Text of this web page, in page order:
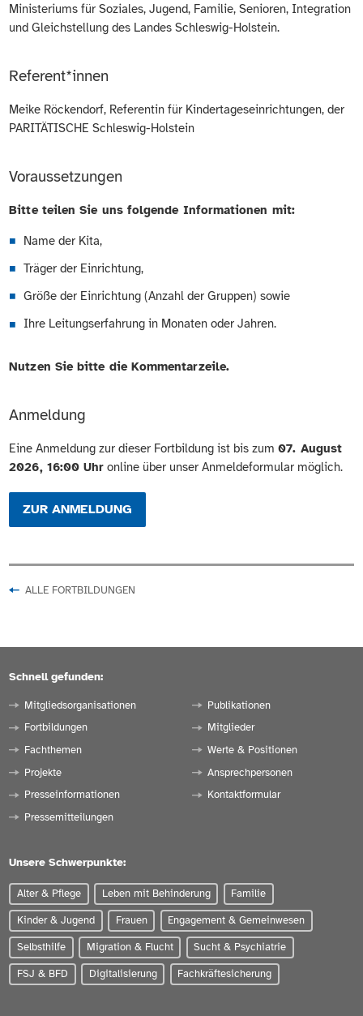
Ministeriums für Soziales, Jugend, Familie, Senioren, Integration
und Gleichstellung des Landes Schleswig-Holstein.
Referent*innen
Meike Röckendorf, Referentin für Kindertageseinrichtungen, der
PARITÄTISCHE Schleswig-Holstein
Voraussetzungen
Bitte teilen Sie uns folgende Informationen mit:
Name der Kita,
Träger der Einrichtung,
Größe der Einrichtung (Anzahl der Gruppen) sowie
Ihre Leitungserfahrung in Monaten oder Jahren.
Nutzen Sie bitte die Kommentarzeile.
Anmeldung
Eine Anmeldung zur dieser Fortbildung ist bis zum07. August
2026, 16:00 Uhr online über unser Anmeldeformular möglich.
ZUR ANMELDUNG
ALLE FORTBILDUNGEN
Schnell gefunden:
Mitgliedsorganisationen
Fortbildungen
Fachthemen
Projekte
Presseinformationen
Pressemitteilungen
Publikationen
Mitglieder
Werte & Positionen
Ansprechpersonen
Kontaktformular
Unsere Schwerpunkte:
Alter & Pflege Leben mit Behinderung Familie
Kinder & Jugend Frauen Engagement & Gemeinwesen
Selbsthilfe Migration & Flucht Sucht & Psychiatrie
FSJ & BFD Digitalisierung Fachkräftesicherung